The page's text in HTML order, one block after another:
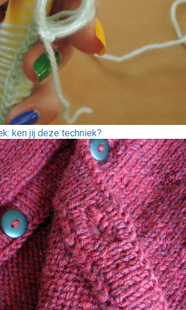
ken jij deze techniek?